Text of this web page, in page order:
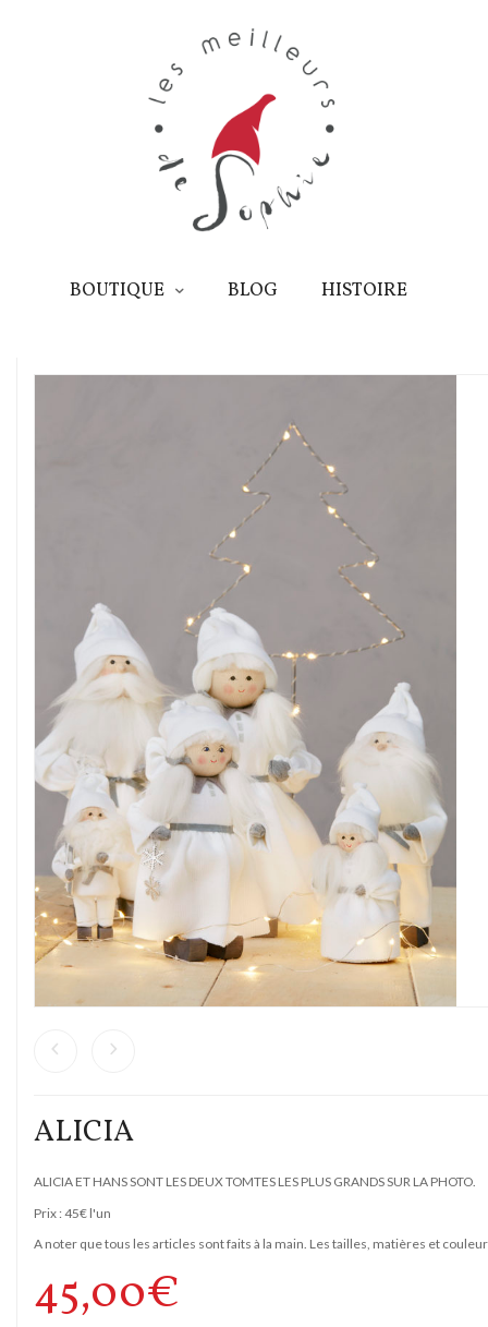
BOUTIQUE BLOG HISTOIRE
ALICIA
ALICIA ET HANS SONT LES DEUX TOMTES LES PLUS GRANDS SUR LA PHOTO.
Prix : 45€ l'un
A noter que tous les articles sont faits à la main. Les tailles, matières et
45,00€